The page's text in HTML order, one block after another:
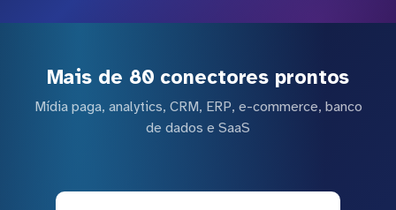
Mais de 80 conectores prontos
Mídia paga, analytics, CRM, ERP, e-commerce, banco
de dados e SaaS